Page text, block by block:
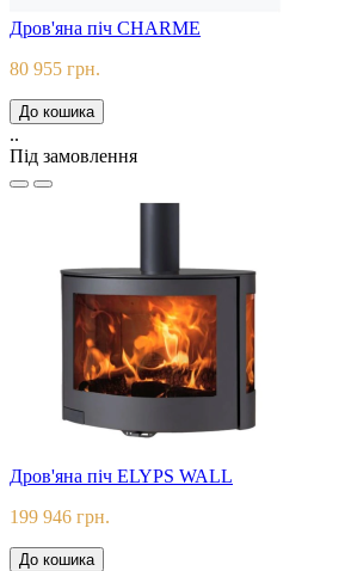
Дров'яна піч CHARME
80 955 грн.
До кошика
..
Під замовлення
Дров'яна піч ELYPS WALL
199 946 грн.
До кошика